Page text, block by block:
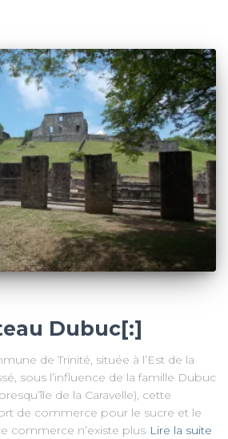
Dubuc[:]
de Trinité, située à l’Est de la
sous l’influence de la famille Dubuc
de la Caravelle), cette
de commerce pour le sucre et le
commerce n’existe plus Lire la suite